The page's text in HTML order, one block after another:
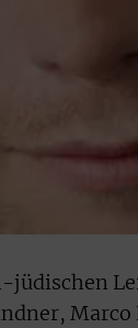
Marco